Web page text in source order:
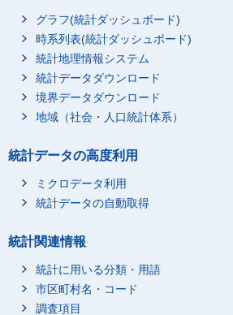
グラフ(統計ダッシュボード)
時系列表(統計ダッシュボード)
統計地理情報システム
統計データダウンロード
境界データダウンロード
地域（社会・人口統計体系）
統計データの高度利用
ミクロデータ利用
統計データの自動取得
統計関連情報
統計に用いる分類・用語
市区町村名・コード
調査項目